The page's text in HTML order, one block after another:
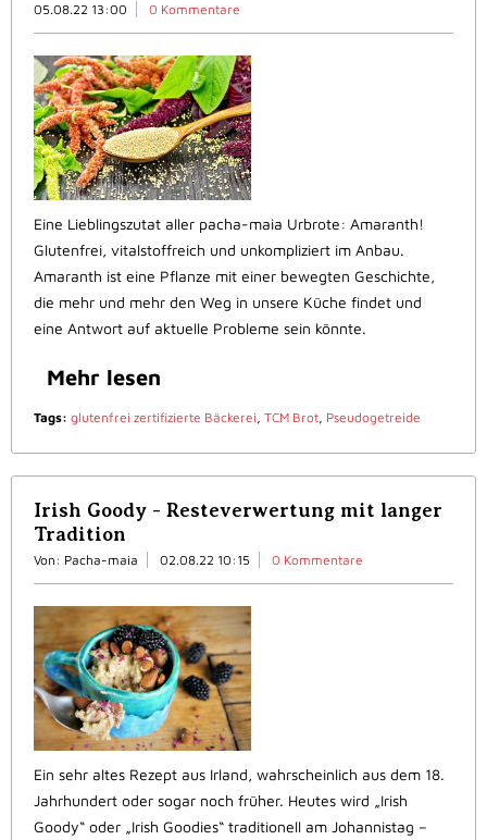
05.08.22 13:00 0 Kommentare
Eine Lieblingszutat aller pacha-maia Urbrote: Amaranth!
Glutenfrei, vitalstoffreich und unkompliziert im Anbau.
Amaranth ist eine Pflanze mit einer bewegten Geschichte,
die mehr und mehr den Weg in unsere Küche findet und
eine Antwort auf aktuelle Probleme sein könnte.
Mehr lesen
Tags: glutenfrei zertifizierte Bäckerei, TCM Brot, Pseudogetreide
Irish Goody - Resteverwertung mit langer
Tradition
Von: Pacha-maia 02.08.22 10:15 0 Kommentare
Ein sehr altes Rezept aus Irland, wahrscheinlich aus dem 18.
Jahrhundert oder sogar noch früher. Heutes wird „Irish
Goody“ oder „Irish Goodies“ traditionell am Johannistag –